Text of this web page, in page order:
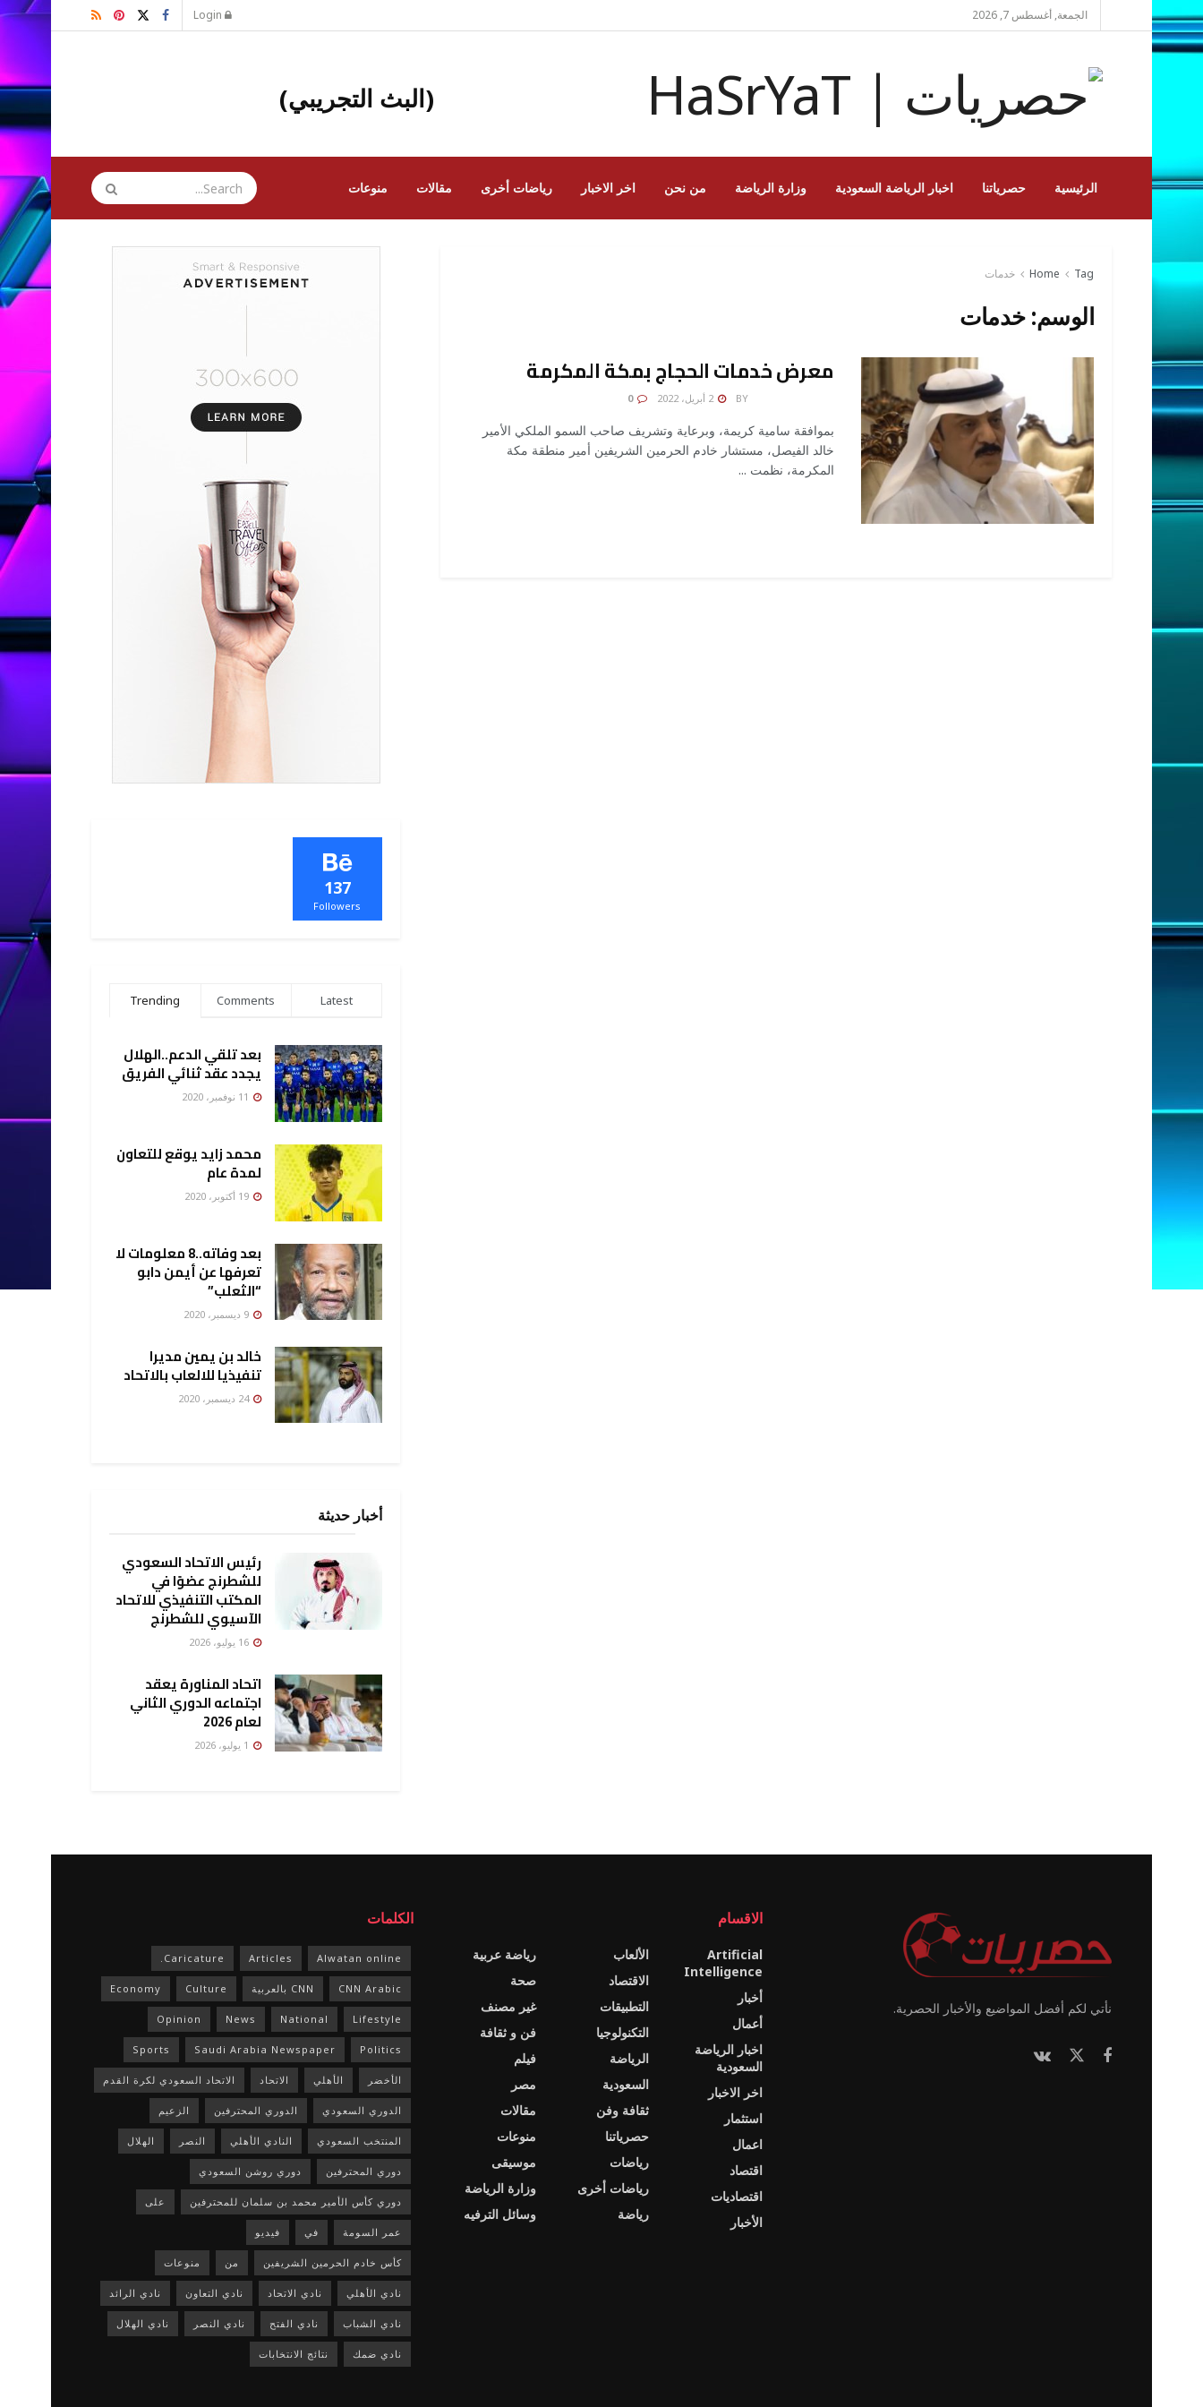
الجمعة, أغسطس 7, 2026
(البث التجريبي)
الرئيسية حصرياتنا اخبار الرياضة السعودية وزارة الرياضة من نحن اخر الاخبار رياضات أخرى مقالات منوعات
Home Tag خدمات
الوسم:خدمات
معرض خدمات الحجاج بمكة المكرمة
BY
0
بموافقة سامية كريمة، وبرعاية وتشريف صاحب السمو الملكي الأمير
خالد الفيصل، مستشار خادم الحرمين الشريفين أمير منطقة مكة
المكرمة، نظمت ...
137
Followers
Trending Comments Latest
بعد تلقي الدعم..الهلال
يجدد عقد ثنائي الفريق
محمد زايد يوقع للتعاون
لمدة عام
بعد وفاته..8 معلومات لا
تعرفها عن أيمن دابو
“الثعلب”
خالد بن يمين مديرا
تنفيذيا للالعاب بالاتحاد
24 ديسمبر، 2020
أخبار حديثة
رئيس الاتحاد السعودي
للشطرنج عضوًا في
المكتب التنفيذي للاتحاد
الآسيوي للشطرنج
اتحاد المناورة يعقد
اجتماعه الدوري الثاني
لعام 2026
نأتي لكم أفضل المواضيع والأخبار الحصرية.
الاقسام
Artificial
Intelligence
أخبار
أعمال
اخبار الرياضة
السعودية
اخر الاخبار
استثمار
اعمال
اقتصاد
اقتصاديات
الأخبار
الألعاب
الاقتصاد
التطبيقات
التكنولوجيا
الرياضة
السعودية
ثقافة وفن
حصرياتنا
رياضات
رياضات أخرى
رياضة
رياضة عربية
صحة
غير مصنف
فن و ثقافة
فيلم
مصر
مقالات
منوعات
موسيقى
وزارة الرياضة
وسائل الترفيه
الكلمات
Alwatan online
Articles
Caricature.
CNN Arabic CNN بالعربية Culture
Economy
Lifestyle
National
News
Opinion
Politics
Saudi Arabia Newspaper
Sports
الأخضر الأهلي الاتحاد الاتحاد السعودي لكرة القدم
الدوري السعودي الدوري المحترفين الزعيم
المنتخب السعودي النادي الأهلي النصر الهلال
دوري المحترفين دوري روشن السعودي
دوري كأس الأمير محمد بن سلمان للمحترفين على
عمر السومة في فيديو
كأس خادم الحرمين الشريفين من منوعات
نادي الأهلي نادي الاتحاد نادي التعاون نادي الرائد
نادي الشباب نادي الفتح نادي النصر نادي الهلال
نادي ضمك نتائج الانتخابات